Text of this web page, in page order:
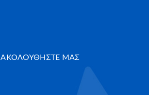
ΑΚΟΛΟΥΘΗΣΤΕ ΜΑΣ